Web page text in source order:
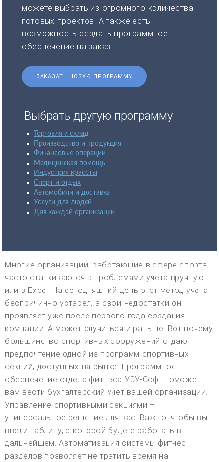
можете выбрать из огромного количества
готовых проектов. А также есть
возможность создать программное
обеспечение на заказ.
ЗАКАЗАТЬ НОВУЮ ПРОГРАММУ
Выбрать другую программу
Торговля и склад
Производство и продукция
Финансовые операции
Медицинская помощь
Индустрия красоты
Спорт и отдых
Автомобили и доставка
Услуги для людей
Для каждой организации
Многие организации, работающие в сфере спорта,
часто сталкиваются с проблемами учета вручную
или в Excel. На сегодняшний день этот метод учета
беспричинно устарел, а свои недостатки он
проявляет уже после первого года создания
компании. А может случиться и раньше. Вот почему
большинство спортивных сооружений отдают
предпочтение одной из программ спортивных
секций, доступных на рынке. Программное
обеспечение отдела фитнеса УСУ-Софт поможет
вам вести бухгалтерский учет вашей организации.
Управление спортивными секциями –
универсальное решение для вас. Важно, чтобы вы
ввели таблицу, с которой будете работать в
дальнейшем. Автоматизация системы фитнес-
разделов позволяет не тратить время на